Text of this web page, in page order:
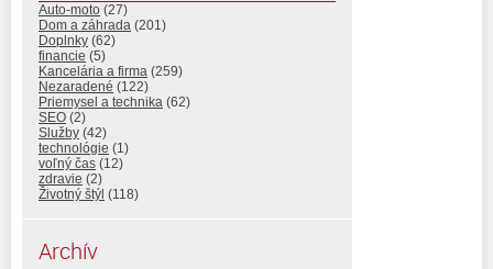
Auto-moto (27)
Dom a záhrada (201)
Doplnky (62)
financie (5)
Kancelária a firma (259)
Nezaradené (122)
Priemysel a technika (62)
SEO (2)
Služby (42)
technológie (1)
voľný čas (12)
zdravie (2)
Životný štýl (118)
Archív